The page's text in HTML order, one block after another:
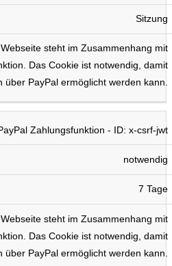
Sitzung
steht im Zusammenhang mit
Das Cookie ist notwendig, damit
über PayPal ermöglicht werden kann.
Zahlungsfunktion - ID: x-csrf-jwt
notwendig
7 Tage
steht im Zusammenhang mit
Das Cookie ist notwendig, damit
über PayPal ermöglicht werden kann.